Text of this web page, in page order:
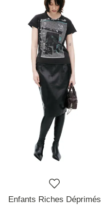
Enfants Riches Déprimés